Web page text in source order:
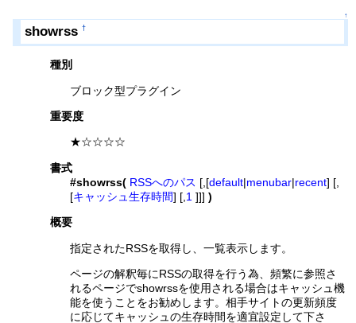
↑
showrss †
種別
ブロック型プラグイン
重要度
★☆☆☆☆
書式
#showrss( RSSへのパス [,[default|menubar|recent] [,
[キャッシュ生存時間] [, 1 ]]])
概要
指定されたRSSを取得し、一覧表示します。
ページの解釈毎にRSSの取得を行う為、頻繁に参照さ
れるページでshowrssを使用される場合はキャッシュ機
能を使うことをお勧めします。相手サイトの更新頻度
に応じてキャッシュの生存時間を適宜設定して下さ